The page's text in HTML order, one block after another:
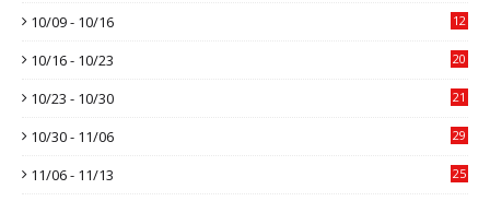
10/09 - 10/16 12
10/16 - 10/23 20
10/23 - 10/30 21
10/30 - 11/06 29
11/06 - 11/13 25